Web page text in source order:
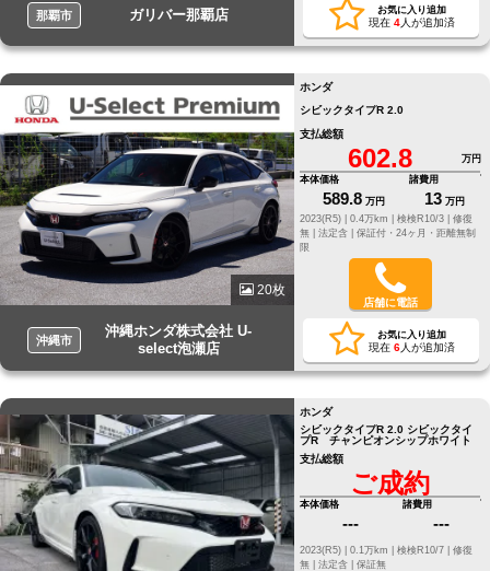
那覇市 ガリバー那覇店 お気に入り追加
現在 4人が追加済
20枚
沖縄市
沖縄ホンダ株式会社 U-
select泡瀬店
ホンダ
シビックタイプR 2.0
支払総額
602.8
万円
本体価格
589.8 万円
諸費用
13 万円
2023(R5) |
0.4万km | 検検R10/3 | 修復
無 | 法定含 | 保証付・24ヶ月・距離無制
限
店舗に電話
お気に入り追加
現在 6人が追加済
ホンダ
シビックタイプR 2.0 シビックタイ
プR チャンピオンシップホワイト
支払総額
ご成約
本体価格
---
諸費用
---
修復
無 | 法定含 | 保証無